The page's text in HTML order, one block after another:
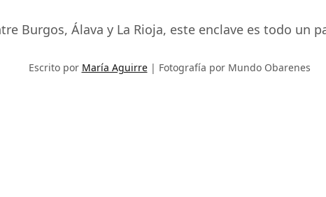
Burgos, Álava y La Rioja, este enclave es todo un
Escrito por María Aguirre Fotografía por Mundo Obarenes